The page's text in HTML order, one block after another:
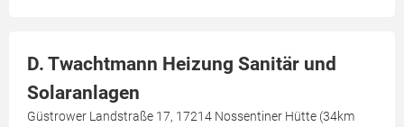
D. Twachtmann Heizung Sanitär und
Solaranlagen
Güstrower Landstraße 17, 17214 Nossentiner Hütte (34km